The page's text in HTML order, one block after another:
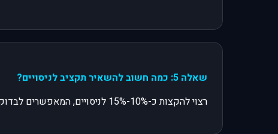
שאלה 5: כמה חשוב להשאיר תקציב לניסויים?
רצוי להקצות כ-10%-15% לניסויים, המאפשרים לבדוק ערוצים חדשים או טכנולוגיות חדשות, ולהיות מוכנים לשינויים במהלך השנה.